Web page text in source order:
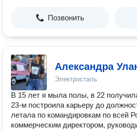
Позвонить
Александра
Электросталь
В 15 лет я мыла полы, в 22
23-м построила карьеру до
летала по командировкам по всей
коммерческим директором,